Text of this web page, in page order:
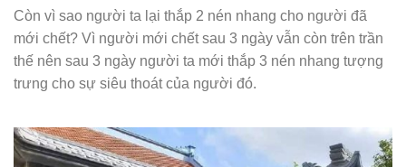
Còn vì sao người ta lại thắp 2 nén nhang cho người đã
mới chết? Vì người mới chết sau 3 ngày vẫn còn trên trần
thế nên sau 3 ngày người ta mới thắp 3 nén nhang tượng
trưng cho sự siêu thoát của người đó.